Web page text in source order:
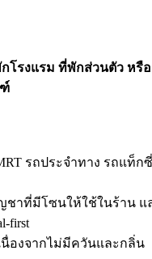
รงแรม ที่พักส่วนตัว ห
รถประจำทาง รถแท็ก
าที่มีโซนให้ใช้ในร้าน
first
องจากไม่มีควันและกลิ่น